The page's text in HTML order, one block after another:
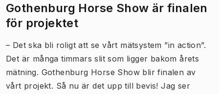
Gothenburg Horse Show är finalen
för projektet
– Det ska bli roligt att se vårt mätsystem ”in action”.
Det är många timmars slit som ligger bakom årets
mätning. Gothenburg Horse Show blir finalen av
vårt projekt. Så nu är det upp till bevis! Jag ser